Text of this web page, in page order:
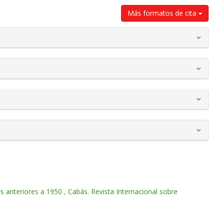
Más formatos de cita
anteriores a 1950 , Cabás. Revista Internacional sobre